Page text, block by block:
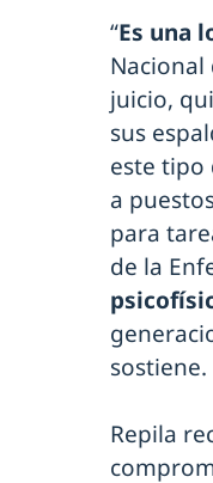
“Es una
Nacional
juicio,
sus
este tipo
a
para
de la
sostiene.
Repila